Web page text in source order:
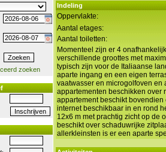
zoeken
Indeling
Oppervlakte:
Aantal etages:
Aantal toiletten:
Momenteel zijn er 4
verschillende groottes met
typisch zijn voor de Italiaanse
aparte ingang en een eigen
vaatwasser en microgolfoven en
appartementen beschikken over
appartement beschikt
internet beschikbaar in en rond
12x6 m met prachtig zicht op de
beschikt over schaduwrijke
allerkleinsten is er een aparte